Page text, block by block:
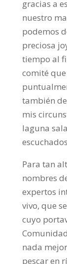
gracias a
nuestro
podemos
preciosa
tiempo al
comité
también de
mis
laguna
Para tan
nombres
expertos
vivo, que
cuyo
nada
pescar en